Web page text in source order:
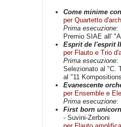
Come minime
per Quartetto
Prima esecuzione:
Premio SIAE all'
Esprit de l'esprit
per Flauto e Trio
Prima esecuzione:
Selezionato al "C.
al "11
Evanescente
per Ensemble e
Prima esecuzione:
First born
- Suvini-Zerboni